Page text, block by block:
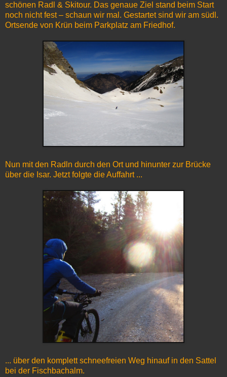
schönen Radl & Skitour. Das genaue Ziel stand beim Start
noch nicht fest – schaun wir mal. Gestartet sind wir am südl.
Ortsende von Krün beim Parkplatz am Friedhof.
Nun mit den Radln durch den Ort und hinunter zur Brücke
über die Isar. Jetzt folgte die Auffahrt ...
... über den komplett schneefreien Weg hinauf in den Sattel
bei der Fischbachalm.